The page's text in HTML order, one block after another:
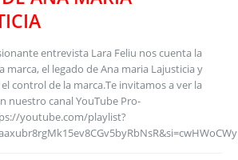
entrevista Lara Feliu nos cuenta la
marca, el legado de Ana maria Lajusticia y
control de la marca.Te invitamos a ver la
nuestro canal YouTube Pro-
youtube.com/playlist?